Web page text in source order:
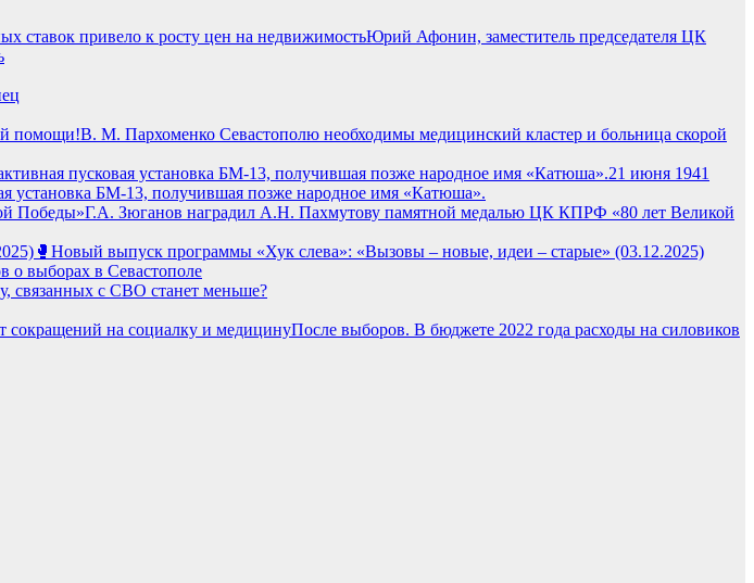
Юрий Афонин, заместитель председателя ЦК
В. М. Пархоменко Севастополю необходимы медицинский кластер и больница скорой
21 июня 1941
установка БМ-13, получившая позже народное имя «Катюша».
Г.А. Зюганов наградил А.Н. Пахмутову памятной медалью ЦК КПРФ «80 лет Великой
🥊Новый выпуск программы «Хук слева»: «Вызовы – новые, идеи – старые» (03.12.2025)
о выборах в Севастополе
связанных с СВО станет меньше?
После выборов. В бюджете 2022 года расходы на силовиков